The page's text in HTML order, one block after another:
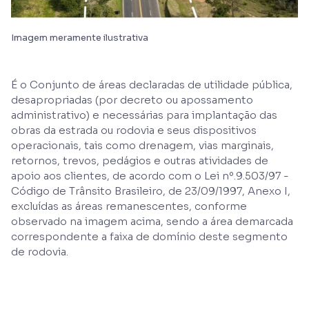
Imagem meramente ilustrativa
É o Conjunto de áreas declaradas de utilidade pública,
desapropriadas (por decreto ou apossamento
administrativo) e necessárias para implantação das
obras da estrada ou rodovia e seus dispositivos
operacionais, tais como drenagem, vias marginais,
retornos, trevos, pedágios e outras atividades de
apoio aos clientes, de acordo com o Lei nº.9.503/97 -
Código de Trânsito Brasileiro, de 23/09/1997, Anexo I,
excluídas as áreas remanescentes, conforme
observado na imagem acima, sendo a área demarcada
correspondente a faixa de domínio deste segmento
de rodovia.